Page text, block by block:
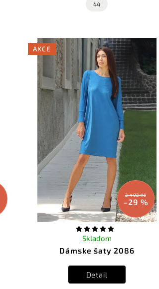
44
AKCE
2 402 Kč
–29 %
Dámske šaty 2086
Skladom
Detail